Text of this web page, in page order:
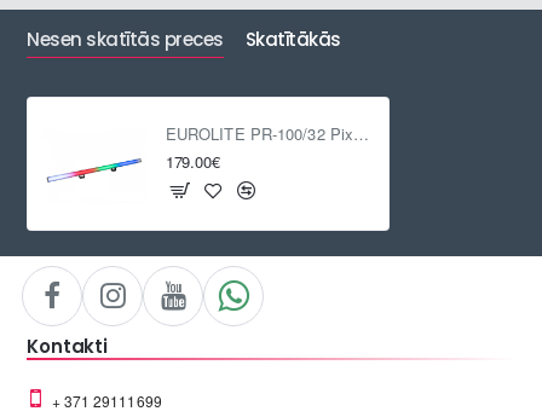
Nesen skatītās preces Skatītākās
EUROLITE PR-100/32 Pixel DMX rail
179.00€
Kontakti
+ 371 29111699